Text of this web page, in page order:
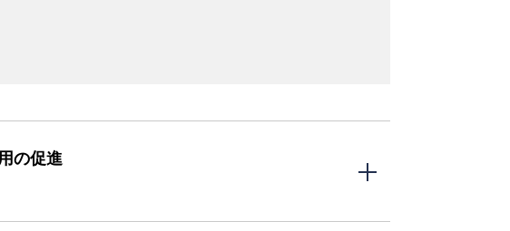
の促進